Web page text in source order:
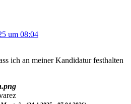
um 08:04
ich an meiner Kandidatur festhalten